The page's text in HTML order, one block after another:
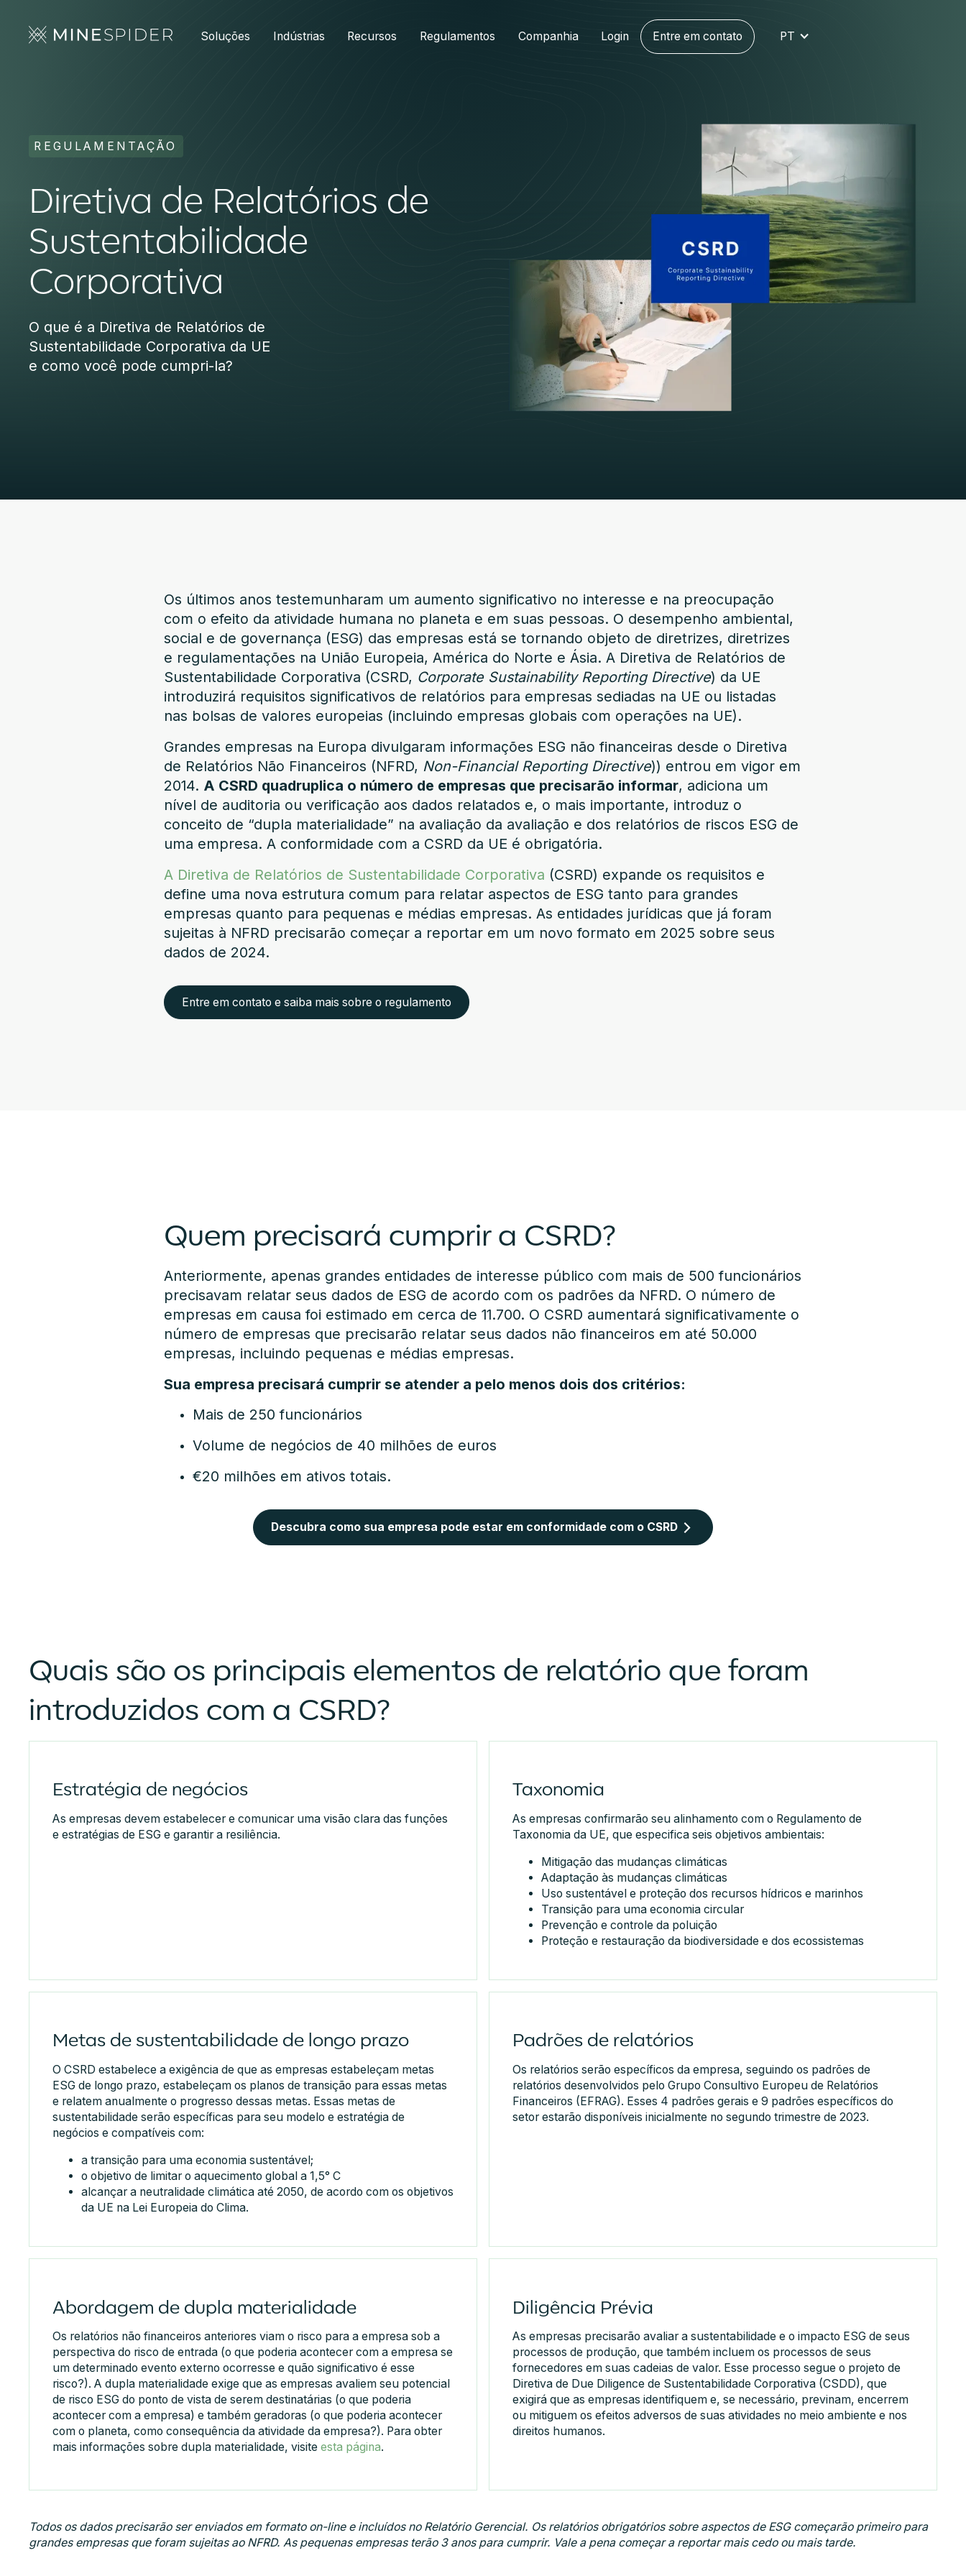
Soluções Indústrias Recursos Regulamentos Companhia Login Entre em contato PT
REGULAMENTAÇÃO
Diretiva de Relatórios de
Sustentabilidade
Corporativa
O que é a Diretiva de Relatórios de
Sustentabilidade Corporativa da UE
e como você pode cumpri-la?
Os últimos anos testemunharam um aumento significativo no interesse e na preocupação
com o efeito da atividade humana no planeta e em suas pessoas. O desempenho ambiental,
social e de governança (ESG) das empresas está se tornando objeto de diretrizes, diretrizes
e regulamentações na União Europeia, América do Norte e Ásia. A Diretiva de Relatórios de
Sustentabilidade Corporativa (CSRD, Corporate Sustainability Reporting Directive) da UE
introduzirá requisitos significativos de relatórios para empresas sediadas na UE ou listadas
nas bolsas de valores europeias (incluindo empresas globais com operações na UE).
Grandes empresas na Europa divulgaram informações ESG não financeiras desde o Diretiva
de Relatórios Não Financeiros (NFRD, Non-Financial Reporting Directive)) entrou em vigor em
2014. A CSRD quadruplica o número de empresas que precisarão informar, adiciona um
nível de auditoria ou verificação aos dados relatados e, o mais importante, introduz o
conceito de “dupla materialidade” na avaliação da avaliação e dos relatórios de riscos ESG de
uma empresa. A conformidade com a CSRD da UE é obrigatória.
A Diretiva de Relatórios de Sustentabilidade Corporativa (CSRD) expande os requisitos e
define uma nova estrutura comum para relatar aspectos de ESG tanto para grandes
empresas quanto para pequenas e médias empresas. As entidades jurídicas que já foram
sujeitas à NFRD precisarão começar a reportar em um novo formato em 2025 sobre seus
dados de 2024.
Entre em contato e saiba mais sobre o regulamento
Quem precisará cumprir a CSRD?
Anteriormente, apenas grandes entidades de interesse público com mais de 500 funcionários
precisavam relatar seus dados de ESG de acordo com os padrões da NFRD. O número de
empresas em causa foi estimado em cerca de 11.700. O CSRD aumentará significativamente o
número de empresas que precisarão relatar seus dados não financeiros em até 50.000
empresas, incluindo pequenas e médias empresas.
Sua empresa precisará cumprir se atender a pelo menos dois dos critérios:
Mais de 250 funcionários
Volume de negócios de 40 milhões de euros
€20 milhões em ativos totais.
Descubra como sua empresa pode estar em conformidade com o CSRD
Quais são os principais elementos de relatório que foram
introduzidos com a CSRD?
Estratégia de negócios
As empresas devem estabelecer e comunicar uma visão clara das funções
e estratégias de ESG e garantir a resiliência.
Taxonomia
As empresas confirmarão seu alinhamento com o Regulamento de
Taxonomia da UE, que especifica seis objetivos ambientais:
Mitigação das mudanças climáticas
Adaptação às mudanças climáticas
Uso sustentável e proteção dos recursos hídricos e marinhos
Transição para uma economia circular
Prevenção e controle da poluição
Proteção e restauração da biodiversidade e dos ecossistemas
Metas de sustentabilidade de longo prazo
O CSRD estabelece a exigência de que as empresas estabeleçam metas
ESG de longo prazo, estabeleçam os planos de transição para essas metas
e relatem anualmente o progresso dessas metas. Essas metas de
sustentabilidade serão específicas para seu modelo e estratégia de
negócios e compatíveis com:
a transição para uma economia sustentável;
o objetivo de limitar o aquecimento global a 1,5° C
alcançar a neutralidade climática até 2050, de acordo com os objetivos
da UE na Lei Europeia do Clima.
Padrões de relatórios
Os relatórios serão específicos da empresa, seguindo os padrões de
relatórios desenvolvidos pelo Grupo Consultivo Europeu de Relatórios
Financeiros (EFRAG). Esses 4 padrões gerais e 9 padrões específicos do
setor estarão disponíveis inicialmente no segundo trimestre de 2023.
Abordagem de dupla materialidade
Os relatórios não financeiros anteriores viam o risco para a empresa sob a
perspectiva do risco de entrada (o que poderia acontecer com a empresa se
um determinado evento externo ocorresse e quão significativo é esse
risco?). A dupla materialidade exige que as empresas avaliem seu potencial
de risco ESG do ponto de vista de serem destinatárias (o que poderia
acontecer com a empresa) e também geradoras (o que poderia acontecer
com o planeta, como consequência da atividade da empresa?). Para obter
mais informações sobre dupla materialidade, visite esta página.
Diligência Prévia
As empresas precisarão avaliar a sustentabilidade e o impacto ESG de seus
processos de produção, que também incluem os processos de seus
fornecedores em suas cadeias de valor. Esse processo segue o projeto de
Diretiva de Due Diligence de Sustentabilidade Corporativa (CSDD), que
exigirá que as empresas identifiquem e, se necessário, previnam, encerrem
ou mitiguem os efeitos adversos de suas atividades no meio ambiente e nos
direitos humanos.
Todos os dados precisarão ser enviados em formato on-line e incluídos no Relatório Gerencial. Os relatórios obrigatórios sobre aspectos de ESG começarão primeiro para
grandes empresas que foram sujeitas ao NFRD. As pequenas empresas terão 3 anos para cumprir. Vale a pena começar a reportar mais cedo ou mais tarde.